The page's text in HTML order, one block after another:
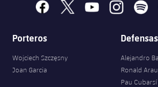
facebook
x youtubeinstagramspotify
Porteros
Wojciech Szczęsny
Joan Garcia
Defensas
Alejandro
Ronald
Pau Cubarsí